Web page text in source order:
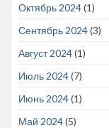
Октябрь 2024(1)
Сентябрь 2024(3)
Август 2024(1)
Июль 2024(7)
Июнь 2024(1)
Май 2024(5)